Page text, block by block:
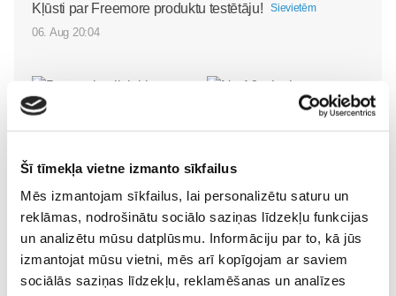
Šī tīmekļa vietne izmanto sīkfailus
Mēs izmantojam sīkfailus, lai personalizētu saturu un
reklāmas, nodrošinātu sociālo saziņas līdzekļu funkcijas
un analizētu mūsu datplūsmu. Informāciju par to, kā jūs
izmantojat mūsu vietni, mēs arī kopīgojam ar saviem
sociālās saziņas līdzekļu, reklamēšanas un analīzes
Kļūsti par Freemore produktu testētāju! Sievietēm
06. Aug 20:04
skolā atgrieztos vesels un
gatavs mācībām
Sievietēm
06. Aug 10:24
No 16. oktobra atvērsies
durvis uz divām
pasaulēm: publicēts
filmas “Kristofers un divu
pasauļu atslēga” treileris